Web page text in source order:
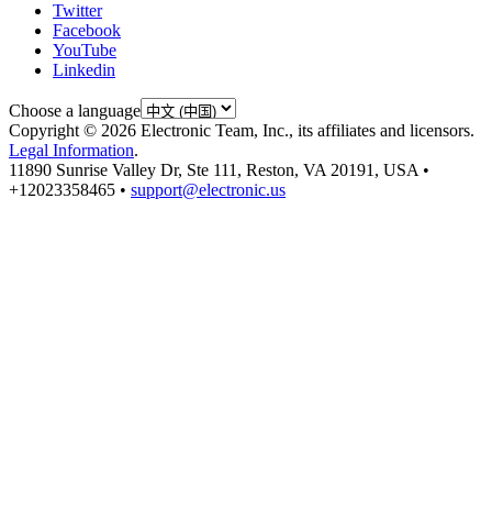
Twitter
Facebook
YouTube
Linkedin
Choose a language
Copyright © 2026 Electronic Team, Inc., its affiliates and licensors.
Legal Information.
11890 Sunrise Valley Dr, Ste 111, Reston, VA 20191, USA •
+12023358465 • support@electronic.us